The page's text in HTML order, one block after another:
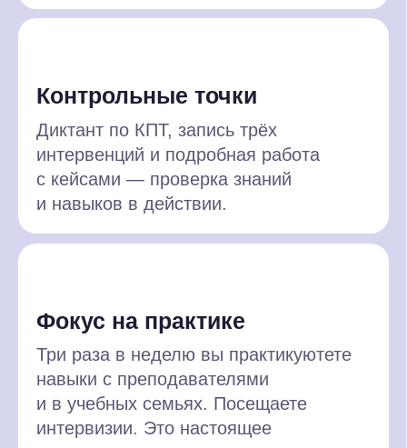
через КПТ-модель: выявлять
Полный цикл КПТ-сессии
Научитесь вести приём от постановки
повестки до выдачи домашнего
задания с чёткой структурой.
Техники и интервенции
поведенческие эксперименты
Работа с нозологиями
Освойте протоколы
КПТ при аффективных и тревожных
расстройствах, расстройства пищевого
поведения и расстройствах личности.